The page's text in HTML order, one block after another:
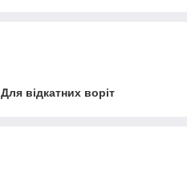
Для відкатних воріт